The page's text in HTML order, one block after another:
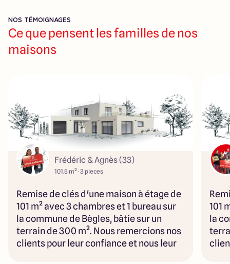
NOS TÉMOIGNAGES
Ce que pensent les familles de nos
maisons
Frédéric & Agnès (33)
101.5 m² · 3 pieces
Remise de clés d'une maison à étage de
101 m² avec 3 chambres et 1 bureau sur
la commune de Bègles, bâtie sur un
terrain de 300 m². Nous remercions nos
clients pour leur confiance et nous leur
101
la